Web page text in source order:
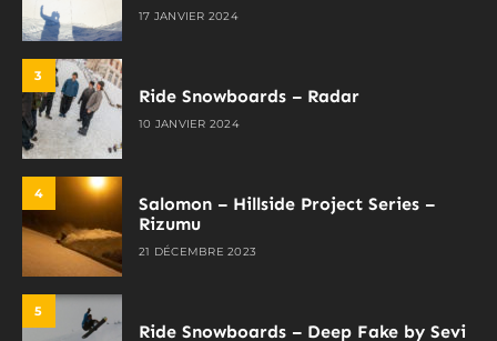
17 JANVIER 2024
3
Ride Snowboards – Radar
10 JANVIER 2024
4
Salomon – Hillside Project Series –
Rizumu
21 DÉCEMBRE 2023
5
Ride Snowboards – Deep Fake by Sevi